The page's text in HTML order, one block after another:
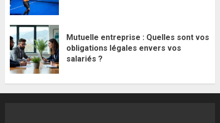
Mutuelle entreprise : Quelles sont vos
obligations légales envers vos
salariés ?